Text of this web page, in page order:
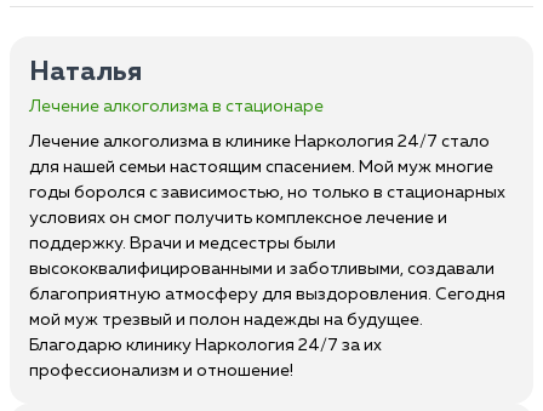
Наталья
Лечение алкоголизма в стационаре
Лечение алкоголизма в клинике Наркология 24/7 стало
для нашей семьи настоящим спасением. Мой муж многие
годы боролся с зависимостью, но только в стационарных
условиях он смог получить комплексное лечение и
поддержку. Врачи и медсестры были
высококвалифицированными и заботливыми, создавали
благоприятную атмосферу для выздоровления. Сегодня
мой муж трезвый и полон надежды на будущее.
Благодарю клинику Наркология 24/7 за их
профессионализм и отношение!